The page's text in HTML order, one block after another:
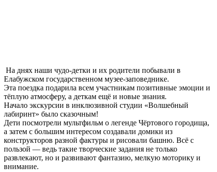
На днях наши чудо-детки и их родители побывали в
Елабужском государственном музее-заповеднике.
Эта поездка подарила всем участникам позитивные эмоции и
тёплую атмосферу, а деткам ещё и новые знания.
Начало экскурсии в инклюзивной студии «Волшебный
лабиринт» было сказочным!
Дети посмотрели мультфильм о легенде Чёртового городища,
а затем с большим интересом создавали домики из
конструкторов разной фактуры и рисовали башню. Всё с
пользой — ведь такие творческие задания не только
развлекают, но и развивают фантазию, мелкую моторику и
внимание.